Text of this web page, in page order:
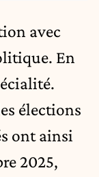
avec
En
élections
ont ainsi
2025,